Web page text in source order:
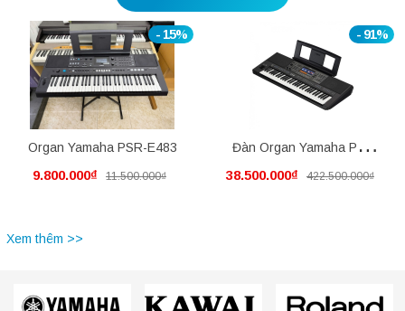
- 15%
Organ Yamaha PSR-E483
9.800.000₫ 11.500.000₫
- 91%
Đàn Organ Yamaha PSR
SX920 mới nguyên thùng
38.500.000₫ 422.500.000₫
Xem thêm >>